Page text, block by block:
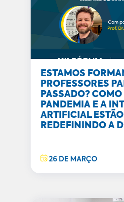
ESTAMOS
PROFESSORES
PASSADO? COMO
PANDEMIA E A
ARTIFICIAL ESTÃO
REDEFININDO A
26 DE MARÇO